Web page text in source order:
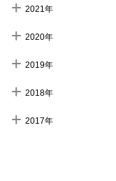
2021年
2020年
2019年
2018年
2017年